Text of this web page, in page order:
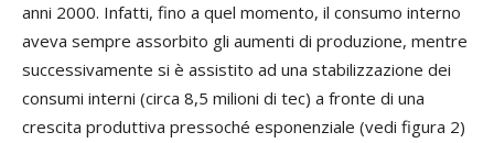
anni 2000. Infatti, fino a quel momento, il consumo interno
aveva sempre assorbito gli aumenti di produzione, mentre
successivamente si è assistito ad una stabilizzazione dei
consumi interni (circa 8,5 milioni di tec) a fronte di una
crescita produttiva pressoché esponenziale (vedi figura 2)